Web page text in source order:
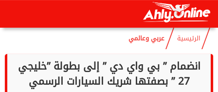
السبت
الرئيسية عربي وعالمي
انضمام ” بي واي دي ” إلى بطولة ”خليجي
27 ” بصفتها شريك السيارات الرسمي